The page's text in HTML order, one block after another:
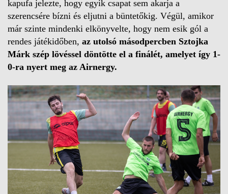
kapufa jelezte, hogy egyik csapat sem akarja a
szerencsére bízni és eljutni a büntetőkig. Végül, amikor
már szinte mindenki elkönyvelte, hogy nem esik gól a
rendes játékidőben, az utolsó másodpercben Sztojka
Márk szép lövéssel döntötte el a finálét, amelyet így 1-
0-ra nyert meg az Airnergy.